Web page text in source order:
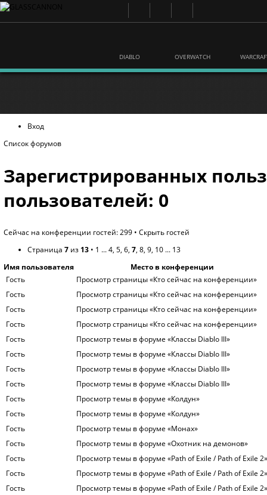
DIABLO OVERWATCH
Вход
Список форумов
Зарегистрированных
пользователей: 0
Сейчас на конференции гостей: 299 • Скрыть гостей
Страница 7 из 13 • 1 ...4, 5, 6, 7, 8, 9, 10 ... 13
Имя пользователя
Место в конференции
Гость
Просмотр страницы «Кто сейчас на конференции»
Гость
Просмотр страницы «Кто сейчас на конференции»
Гость
Просмотр страницы «Кто сейчас на конференции»
Гость
Просмотр страницы «Кто сейчас на конференции»
Гость
Просмотр темы в форуме «Классы Diablo III»
Гость
Просмотр темы в форуме «Классы Diablo III»
Гость
Просмотр темы в форуме «Классы Diablo III»
Гость
Просмотр темы в форуме «Классы Diablo III»
Гость
Просмотр темы в форуме «Колдун»
Гость
Просмотр темы в форуме «Колдун»
Гость
Просмотр темы в форуме «Монах»
Гость
Просмотр темы в форуме «Охотник на демонов»
Гость
Просмотр темы в форуме «Path of Exile / Path of Exile 2»
Гость
Просмотр темы в форуме «Path of Exile / Path of Exile 2»
Гость
Просмотр темы в форуме «Path of Exile / Path of Exile 2»